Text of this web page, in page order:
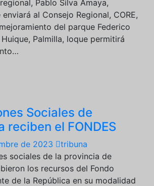
Pablo Silva Amaya,
al Consejo Regional, CORE,
del parque Federico
Palmilla, loque permitirá
Sociales de
reciben el FONDES
de 2023
tribuna
sociales de la provincia de
los recursos del Fondo
de la República en su modalidad